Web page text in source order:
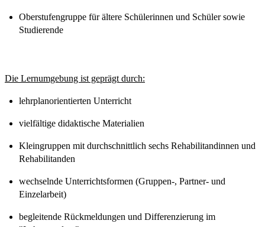
Oberstufengruppe für ältere Schülerinnen und Schüler sowie
Studierende
Die Lernumgebung ist geprägt durch:
lehrplanorientierten Unterricht
vielfältige didaktische Materialien
Kleingruppen mit durchschnittlich sechs Rehabilitandinnen und
Rehabilitanden
wechselnde Unterrichtsformen (Gruppen-, Partner- und
Einzelarbeit)
begleitende Rückmeldungen und Differenzierung im